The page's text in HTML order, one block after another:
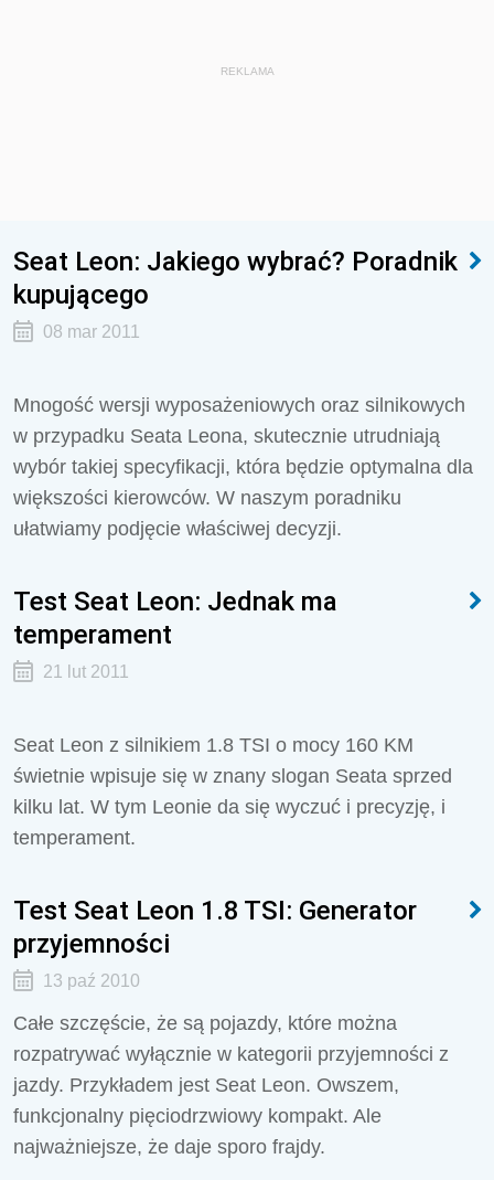
REKLAMA
Seat Leon: Jakiego wybrać? Poradnik
kupującego
08 mar 2011
Mnogość wersji wyposażeniowych oraz silnikowych
w przypadku Seata Leona, skutecznie utrudniają
wybór takiej specyfikacji, która będzie optymalna dla
większości kierowców. W naszym poradniku
ułatwiamy podjęcie właściwej decyzji.
Test Seat Leon: Jednak ma
temperament
21 lut 2011
Seat Leon z silnikiem 1.8 TSI o mocy 160 KM
świetnie wpisuje się w znany slogan Seata sprzed
kilku lat. W tym Leonie da się wyczuć i precyzję, i
temperament.
Test Seat Leon 1.8 TSI: Generator
przyjemności
13 paź 2010
Całe szczęście, że są pojazdy, które można
rozpatrywać wyłącznie w kategorii przyjemności z
jazdy. Przykładem jest Seat Leon. Owszem,
funkcjonalny pięciodrzwiowy kompakt. Ale
najważniejsze, że daje sporo frajdy.